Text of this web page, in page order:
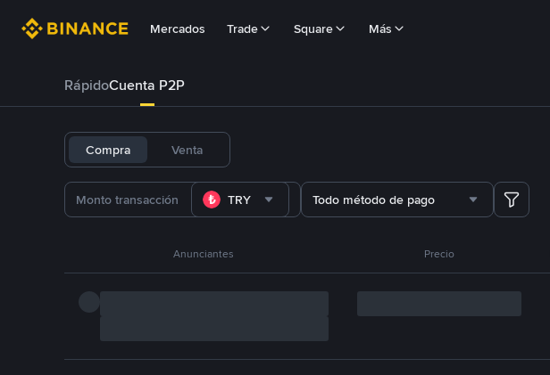
Mercados Trade Square Más
RápidoCuenta P2P
Compra Venta
TRY Todo método de pago
Anunciantes Precio